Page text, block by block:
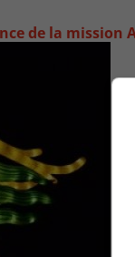
de la mission